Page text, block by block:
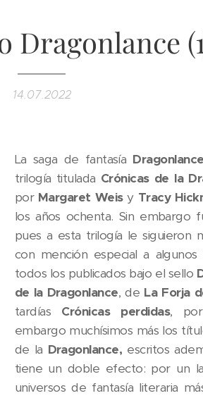
Dragonlance
14.07.2022
La saga de fantasía Dragonlance
trilogía titulada Crónicas de la
por Margaret Weisy Tracy
los años ochenta. Sin embargo
pues a esta trilogía le siguieron
con mención especial a
todos los publicados bajo el sello
de la Dragonlance, de La Forja
tardías Crónicas perdidas, por
embargo muchísimos más los
de la Dragonlance, escritos
tiene un doble efecto: por un
universos de fantasía literaria